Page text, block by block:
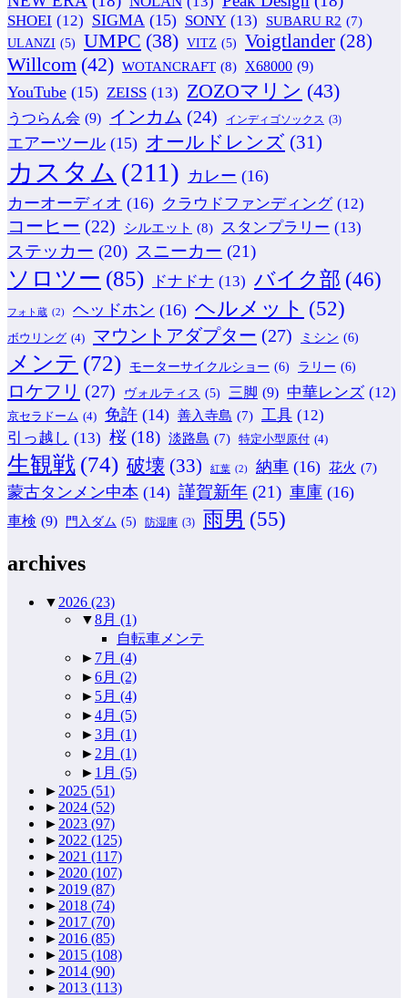
SHOEI (12) SIGMA (15) SONY (13) SUBARU R2 (7)
ULANZI (5) UMPC (38) VITZ (5) Voigtlander (28)
Willcom (42) WOTANCRAFT (8) X68000 (9)
YouTube (15) ZEISS (13) ZOZOマリン (43)
うつらん会 (9) インカム (24) インディゴソックス (3)
エアーツール (15) オールドレンズ (31)
カスタム (211) カレー (16)
カーオーディオ (16) クラウドファンディング (12)
コーヒー (22) シルエット (8) スタンプラリー (13)
ステッカー (20) スニーカー (21)
ソロツー (85) ドナドナ (13) バイク部 (46)
フォト蔵 (2) ヘッドホン (16) ヘルメット (52)
ボウリング (4) マウントアダプター (27) ミシン (6)
メンテ (72) モーターサイクルショー (6) ラリー (6)
ロケフリ (27) ヴォルティス (5) 三脚 (9) 中華レンズ (12)
京セラドーム (4) 免許 (14) 善入寺島 (7) 工具 (12)
引っ越し (13) 桜 (18) 淡路島 (7) 特定小型原付 (4)
生観戦 (74) 破壊 (33) 紅葉 (2) 納車 (16) 花火 (7)
蒙古タンメン中本 (14) 謹賀新年 (21) 車庫 (16)
車検 (9) 門入ダム (5) 防湿庫 (3) 雨男 (55)
archives
▼ 2026 (23)
▼8月 (1)
自転車メンテ
► 7月 (4)
►6月 (2)
► 5月 (4)
►4月 (5)
►3月 (1)
► 2月 (1)
► 1月 (5)
► 2025 (51)
► 2024 (52)
► 2023 (97)
► 2022 (125)
► 2021 (117)
► 2020 (107)
► 2019 (87)
► 2018 (74)
► 2017 (70)
► 2016 (85)
► 2015 (108)
► 2014 (90)
► 2013 (113)